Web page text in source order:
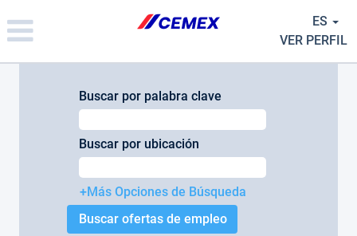
note:
This
ES
VER PERFIL
Buscar por palabra clave
Buscar por ubicación
+Más Opciones de Búsqueda